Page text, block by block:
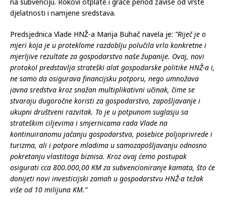
djelatnosti i namjene sredstava.
Predsjednica Vlade HNŽ-a Marija Buhač navela je: ”Riječ je o
mjeri koja je u proteklome razdoblju polučila vrlo konkretne i
mjerljive rezultate za gospodarstvo naše županije. Ovaj, novi
protokol predstavlja strateški alat gospodarske politike HNŽ-a i,
ne samo da osigurava financijsku potporu, nego umnožava
javna sredstva kroz snažan multiplikativni učinak, čime se
stvaraju dugoročne koristi za gospodarstvo, zapošljavanje i
ukupni društveni razvitak. To je u potpunom suglasju sa
strateškim ciljevima i smjernicama rada Vlade na
kontinuiranomu jačanju gospodarstva, posebice poljoprivrede i
turizma, ali i potpore mladima u samozapošljavanju odnosno
pokretanju vlastitoga biznisa. Kroz ovaj ćemo postupak
osigurati cca 800.000,00 KM za subvencioniranje kamata, što će
donijeti novi investicijski zamah u gospodarstvu HNŽ-a težak
više od 10 milijuna KM.”